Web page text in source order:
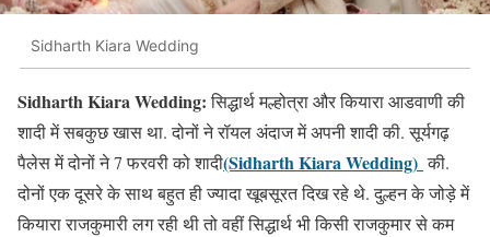
Sidharth Kiara Wedding
Sidharth Kiara Wedding:सिद्धार्थ मल्होत्रा और कियारा आडवाणी की
शादी में सबकुछ खास था. दोनों ने रॉयल अंदाज में अपनी शादी की. सूर्यगढ़
पैलेस में दोनों ने 7 फरवरी को शादी(Sidharth Kiara Wedding) की.
दोनों एक दूसरे के साथ बहुत ही ज्यादा खूबसूरत दिख रहे थे. दुल्हन के जोड़े में
कियारा राजकुमारी लग रही थी तो वहीं सिद्धार्थ भी किसी राजकुमार से कम